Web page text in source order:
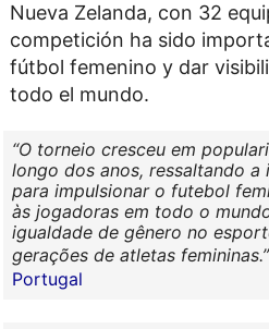
Nueva Zelanda, con 32
competición ha sido
fútbol femenino y dar
todo el mundo.
O torneio cresceu em
longo dos anos, ressaltando
para impulsionar o futebol
às jogadoras em todo o
igualdade de gênero no
gerações de atletas femininas.
Portugal